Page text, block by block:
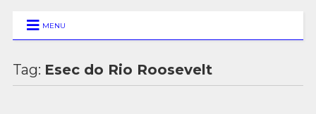
MENU
Tag: Esec do Rio Roosevelt